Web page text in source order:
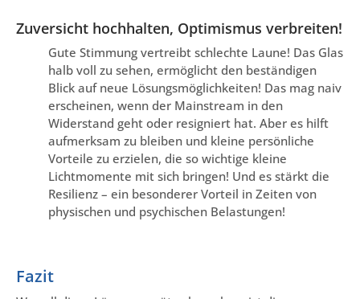
Zuversicht hochhalten, Optimismus verbreiten!
Gute Stimmung vertreibt schlechte Laune! Das Glas
halb voll zu sehen, ermöglicht den beständigen
Blick auf neue Lösungsmöglichkeiten! Das mag naiv
erscheinen, wenn der Mainstream in den
Widerstand geht oder resigniert hat. Aber es hilft
aufmerksam zu bleiben und kleine persönliche
Vorteile zu erzielen, die so wichtige kleine
Lichtmomente mit sich bringen! Und es stärkt die
Resilienz – ein besonderer Vorteil in Zeiten von
physischen und psychischen Belastungen!
Fazit